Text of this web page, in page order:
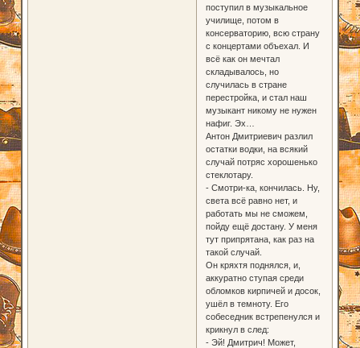
поступил в музыкальное
училище, потом в
консерваторию, всю страну
с концертами объехал. И
всё как он мечтал
складывалось, но
случилась в стране
перестройка, и стал наш
музыкант никому не нужен
нафиг. Эх…
Антон Дмитриевич разлил
остатки водки, на всякий
случай потряс хорошенько
стеклотару.
- Смотри-ка, кончилась. Ну,
света всё равно нет, и
работать мы не сможем,
пойду ещё достану. У меня
тут припрятана, как раз на
такой случай.
Он кряхтя поднялся, и,
аккуратно ступая среди
обломков кирпичей и досок,
ушёл в темноту. Его
собеседник встрепенулся и
крикнул в след:
- Эй! Дмитрич! Может,